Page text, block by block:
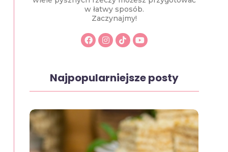
w łatwy sposób.
Zaczynajmy!
Najpopularniejsze posty